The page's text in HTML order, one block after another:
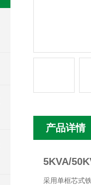
产品详情
5KVA/
采用单框芯式